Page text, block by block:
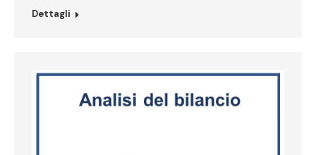
Dettagli